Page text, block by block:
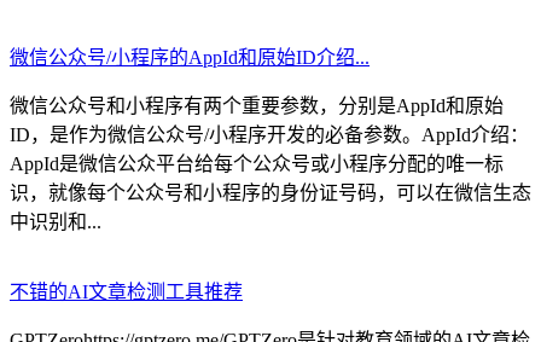
微信公众号/小程序的AppId和原始ID介绍...
微信公众号和小程序有两个重要参数，分别是AppId和原始
ID，是作为微信公众号/小程序开发的必备参数。AppId介绍：
AppId是微信公众平台给每个公众号或小程序分配的唯一标
识，就像每个公众号和小程序的身份证号码，可以在微信生态
中识别和...
不错的AI文章检测工具推荐